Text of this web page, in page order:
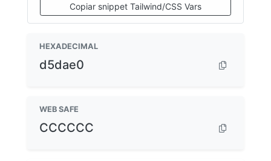
Copiar snippet Tailwind/CSS Vars
HEXADECIMAL
d5dae0
WEB SAFE
CCCCCC